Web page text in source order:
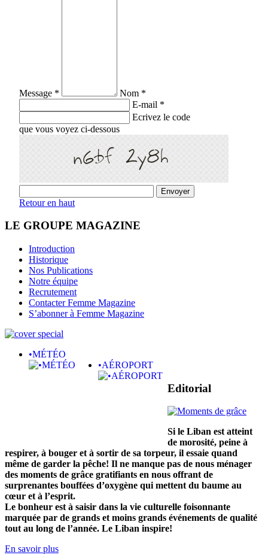
Message *
Nom *
E-mail *
Ecrivez le code
que vous voyez ci-dessous
Retour en haut
LE GROUPE MAGAZINE
Introduction
Historique
Nos Publications
Notre équipe
Recrutement
Contacter Femme Magazine
S’abonner à Femme Magazine
•MÉTÉO
•AÉROPORT
Editorial
Si le Liban est atteint
de morosité, peine à
respirer, à bouger et à sortir de sa torpeur, il essaie quand
même de garder la pêche! Il ne manque pas de nous ménager
des moments de grâce gratifiants en nous offrant de
surprenantes bouffées d’oxygène qui mettent du baume au
cœur et à l’esprit.
Le bonheur est à saisir dans la vie culturelle foisonnante
marquée par de grands et moins grands événements de qualité
tout au long de l’année. Le Liban inspire!
En savoir plus